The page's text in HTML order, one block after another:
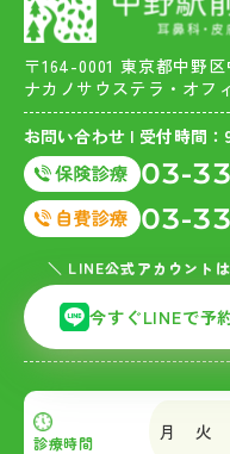
〒164-0001 東京都中野
ナカノサウステラ・オフ
お問い合わせ | 受付時間：
03-
03-
＼ LINE公式アカウント
今すぐLINEで予
診療時間 月 火